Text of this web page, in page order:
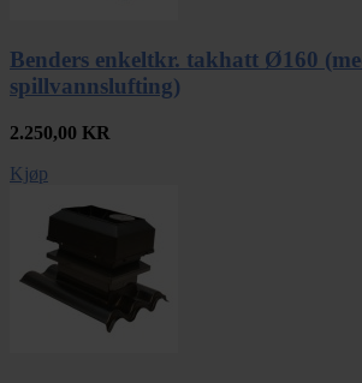
Benders enkeltkr. takhatt Ø160
spillvannslufting)
2.250,00 KR
Kjøp